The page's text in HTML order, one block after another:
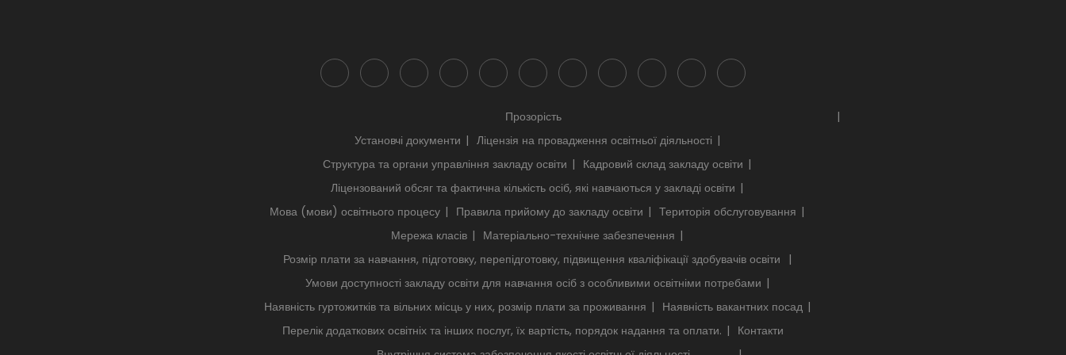
Прозорість
Установчі документи
Ліцензія на провадження освітньої діяльності
Структура та органи управління закладу освіти
Кадровий склад закладу освіти
Ліцензований обсяг та фактична кількість осіб, які навчаються у закладі освіти
Мова (мови) освітнього процесу
Правила прийому до закладу освіти
Територія обслуговування
Мережа класів
Матеріально-технічне забезпечення
Розмір плати за навчання, підготовку, перепідготовку, підвищення кваліфікації здобувачів освіти
Умови доступності закладу освіти для навчання осіб з особливими освітніми потребами
Наявність гуртожитків та вільних місць у них, розмір плати за проживання
Наявність вакантних посад
Перелік додаткових освітніх та інших послуг, їх вартість, порядок надання та оплати.
Контакти